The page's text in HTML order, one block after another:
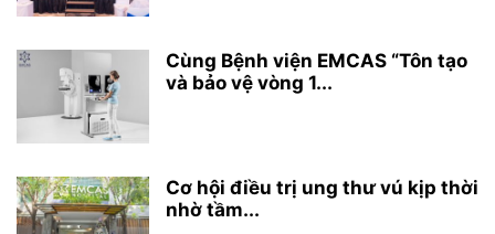
Cùng Bệnh viện EMCAS “Tôn tạo
và bảo vệ vòng 1...
Cơ hội điều trị ung thư vú kịp thời
nhờ tầm...